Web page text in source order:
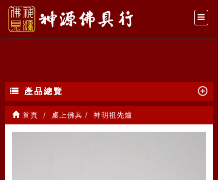
神明祖先爐
產品總覽
首頁 桌上佛具 神明祖先爐